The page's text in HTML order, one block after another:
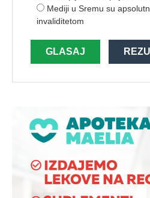
Mediji u Sremu su
invaliditetom
GLASAJ